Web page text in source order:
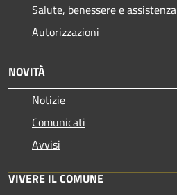
Salute, benessere e assistenza
Autorizzazioni
NOVITÀ
Notizie
Comunicati
Avvisi
VIVERE IL COMUNE